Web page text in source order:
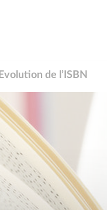
Evolution de l’ISBN